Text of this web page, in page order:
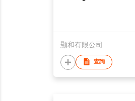
顯和有限公司
查詢